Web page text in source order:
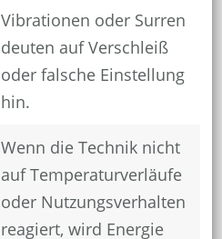
Vibrationen oder Surren
deuten auf Verschleiß
oder falsche Einstellung
hin.
Wenn die Technik nicht
auf Temperaturverläufe
oder Nutzungsverhalten
reagiert, wird Energie